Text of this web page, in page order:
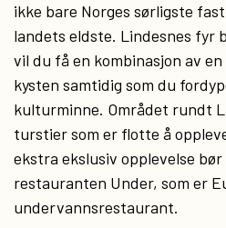
ikke bare Norges sørligste
landets eldste. Lindesnes fyr
vil du få en kombinasjon av
kysten samtidig som du
kulturminne. Området rundt
turstier som er flotte å
ekstra ekslusiv opplevelse
restauranten Under, som er
undervannsrestaurant.